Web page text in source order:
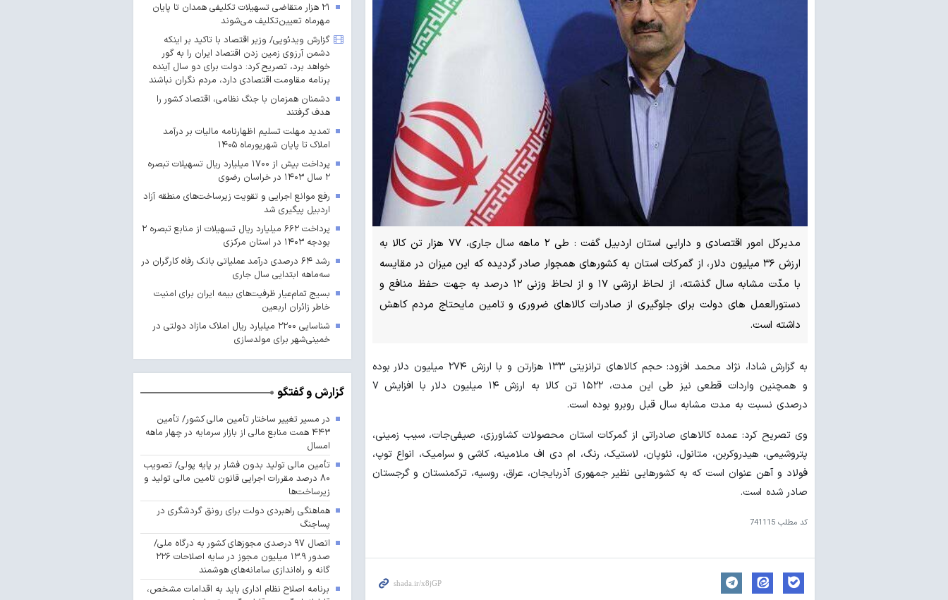
مدیرکل امور اقتصادی و دارایی استان اردبیل گفت : طی ۲ ماهه سال جاری، ۷۷ هزار تن کالا به
ارزش ۳۶ میلیون دلار، از گمرکات استان به کشورهای همجوار صادر گردیده که این میزان در مقایسه
با مدّت مشابه سال گذشته، از لحاظ ارزشی ۱۷ و از لحاظ وزنی ۱۲ درصد به جهت حفظ منافع و
دستورالعمل های دولت برای جلوگیری از صادرات کالاهای ضروری و تامین مایحتاج مردم کاهش
داشته است.
به گزارش شادا، نژاد محمد افزود: حجم کالاهای ترانزیتی ۱۳۳ هزارتن و با ارزش ۲۷۴ میلیون دلار بوده
و همچنین واردات قطعی نیز طی این مدت، ۱۵۲۲ تن کالا به ارزش ۱۴ میلیون دلار با افزایش ۷
درصدی نسبت به مدت مشابه سال قبل روبرو بوده است.
وی تصریح کرد: عمده کالاهای صادراتی از گمرکات استان محصولات کشاورزی، صیفی‌جات، سیب زمینی،
پتروشیمی، هیدروکربن، متانول، نئوپان، لاستیک، رنگ، ام دی اف ملامینه، کاشی و سرامیک، انواع توپ،
فولاد و آهن عنوان است که به کشورهایی نظیر جمهوری آذربایجان، عراق، روسیه، ترکمنستان و گرجستان
صادر شده است.
کد مطلب 741115
۲۱ هزار متقاضی تسهیلات تکلیفی همدان تا پایان
مهرماه تعیین‌تکلیف می‌شوند
گزارش ویدئویی/ وزیر اقتصاد با تاکید بر اینکه
دشمن آرزوی زمین زدن اقتصاد ایران را به گور
خواهد برد، تصریح کرد: دولت برای دو سال آینده
برنامه مقاومت اقتصادی دارد، مردم نگران نباشند
دشمنان همزمان با جنگ نظامی، اقتصاد کشور را
هدف گرفتند
تمدید مهلت تسلیم اظهارنامه مالیات بر درآمد
املاک تا پایان شهریورماه ۱۴۰۵
پرداخت بیش از ۱۷۰۰ میلیارد ریال تسهیلات تبصره
۲ سال ۱۴۰۳ در خراسان رضوی
رفع موانع اجرایی و تقویت زیرساخت‌های منطقه آزاد
اردبیل پیگیری شد
پرداخت ۶۶۲ میلیارد ریال تسهیلات از منابع تبصره ۲
بودجه ۱۴۰۳ در استان مرکزی
رشد ۶۴ درصدی درآمد عملیاتی بانک رفاه کارگران در
سه‌ماهه ابتدایی سال جاری
بسیج تمام‌عیار ظرفیت‌های بیمه ایران برای امنیت
خاطر زائران اربعین
شناسایی ۲۲۰۰ میلیارد ریال املاک مازاد دولتی در
خمینی‌شهر برای مولدسازی
گزارش و گفتگو
در مسیر تغییر ساختار تأمین مالی کشور/ تأمین
۴۴۳ همت منابع مالی از بازار سرمایه در چهار ماهه
امسال
تأمین مالی تولید بدون فشار بر پایه پولی/ تصویب
۸۰ درصد مقررات اجرایی قانون تامین مالی تولید و
زیرساخت‌ها
هماهنگی راهبردی دولت برای رونق گردشگری در
پساجنگ
اتصال ۹۷ درصدی مجوزهای کشور به درگاه ملی/
صدور ۱۳.۹ میلیون مجوز در سایه اصلاحات ۲۲۶
گانه و راه‌اندازی سامانه‌های هوشمند
برنامه اصلاح نظام اداری باید به اقدامات مشخص،